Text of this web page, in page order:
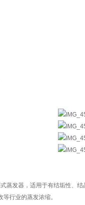
蒸发器，适用于有结垢性、
行业的蒸发浓缩。